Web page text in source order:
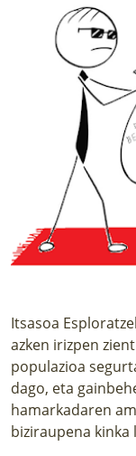
Itsasoa
azken irizpen
populazioa
dago, eta
hamarkadaren
biziraupena kinka